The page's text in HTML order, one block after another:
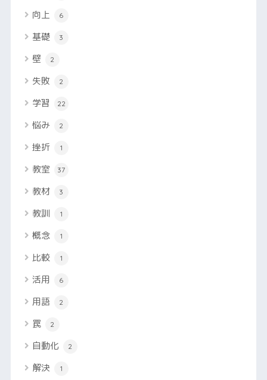
向上 6
基礎 3
壁 2
失敗 2
学習 22
悩み 2
挫折 1
教室 37
教材 3
教訓 1
概念 1
比較 1
活用 6
用語 2
罠 2
自動化 2
解決 1